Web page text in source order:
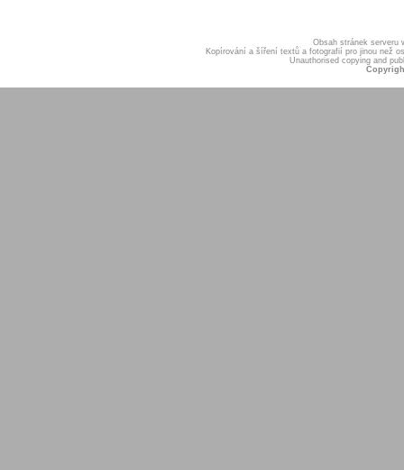
Obsah stránek serveru
Kopírování a šíření textů a fotografií pro jinou než
Unauthorised copying and